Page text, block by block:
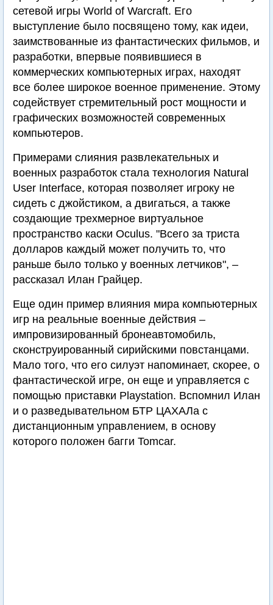
сетевой игры World of Warcraft. Его
выступление было посвящено тому, как идеи,
заимствованные из фантастических фильмов, и
разработки, впервые появившиеся в
коммерческих компьютерных играх, находят
все более широкое военное применение. Этому
содействует стремительный рост мощности и
графических возможностей современных
компьютеров.
Примерами слияния развлекательных и
военных разработок стала технология Natural
User Interface, которая позволяет игроку не
сидеть с джойстиком, а двигаться, а также
создающие трехмерное виртуальное
пространство каски Oculus. "Всего за триста
долларов каждый может получить то, что
раньше было только у военных летчиков", –
рассказал Илан Грайцер.
Еще один пример влияния мира компьютерных
игр на реальные военные действия –
импровизированный бронеавтомобиль,
сконструированный сирийскими повстанцами.
Мало того, что его силуэт напоминает, скорее, о
фантастической игре, он еще и управляется с
помощью приставки Playstation. Вспомнил Илан
и о разведывательном БТР ЦАХАЛа с
дистанционным управлением, в основу
которого положен багги Tomcar.